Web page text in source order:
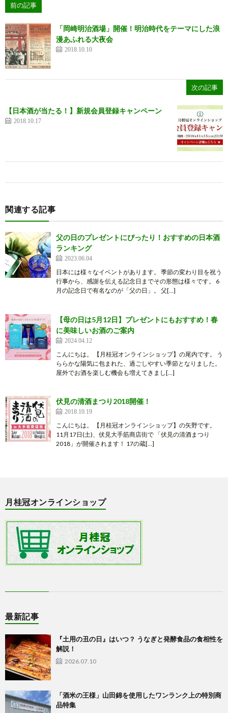
前の記事
「岡崎明治酒場」開催！明治時代をテーマにした浪
漫あふれる大夜会
2018.10.10
次の記事
【日本酒が当たる！】新規会員登録キャンペーン
2018.10.17
関連する記事
父の日のプレゼントにぴったり！おすすめの日本酒
ランキング
2023.06.04
日本には様々なイベントがあります。 季節の変わり目を祝う
行事から、感謝を伝える記念日までその形態は様々です。 6
月の記念日で有名なのが「父の日」。 父[…]
【母の日は5月12日】プレゼントにもおすすめ！春
に美味しいお酒のご案内
2024.04.12
こんにちは。 【月桂冠オンラインショップ】の尾内です。 う
ららかな陽気に包まれた、過ごしやすい季節となりました。
屋外でお酒を楽しむ機会も増えてきまし[…]
伏見の清酒まつり2018開催！
2018.10.19
こんにちは。 【月桂冠オンラインショップ】の矢野です。
11月17日(土)、伏見大手筋商店街で 「伏見の清酒まつり
2018」が開催されます！ 17の蔵[…]
月桂冠オンラインショップ
最新記事
『土用の丑の日』はいつ？ うなぎと発酵食品の食相性を
解説！
2026.07.10
「酒米の王様」山田錦を使用したワンランク上の特別商
品特集